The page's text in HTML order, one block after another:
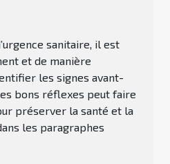
sanitaire, il est
et de manière
les signes avant-
bons réflexes peut faire
préserver la santé et la
les paragraphes